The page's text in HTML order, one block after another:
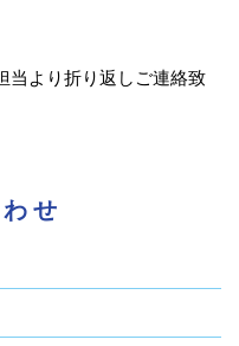
当より折り返しご連絡致
せ